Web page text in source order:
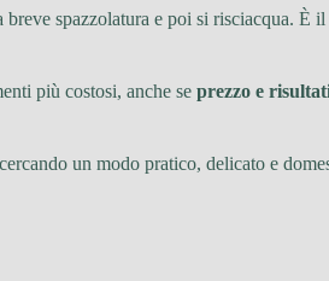
spazzolatura e poi si risciacqua.
più costosi, anche se prezzo e
un modo pratico, delicato e